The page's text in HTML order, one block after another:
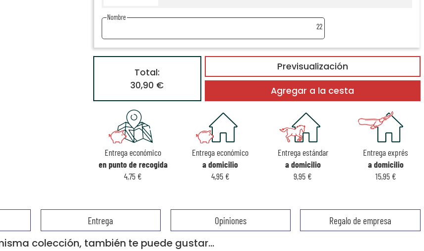
Nombre
22
Previsualización
Total:
30,90 €
Agregar a la cesta
Entrega económico
en punto de recogida
4,75 €
Entrega económico
a domicilio
4,95 €
Entrega estándar
a domicilio
9,95 €
Entrega exprés
a domicilio
15,95 €
Entrega Opiniones Regalo de empresa
colección, también te puede gustar...